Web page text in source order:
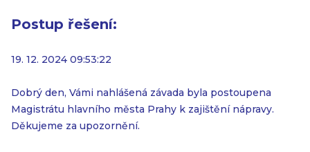
Postup řešení:
19. 12. 2024 09:53:22
Dobrý den, Vámi nahlášená závada byla postoupena
Magistrátu hlavního města Prahy k zajištění nápravy.
Děkujeme za upozornění.